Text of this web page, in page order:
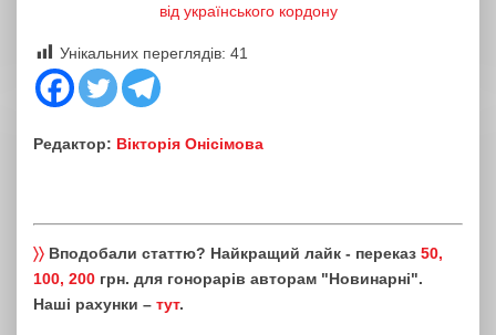
від українського кордону
Унікальних переглядів: 41
Редактор: Вікторія Онісімова
〉〉 Вподобали статтю? Найкращий лайк - переказ 50,
100, 200 грн. для гонорарів авторам "Новинарні".
Наші рахунки – тут.